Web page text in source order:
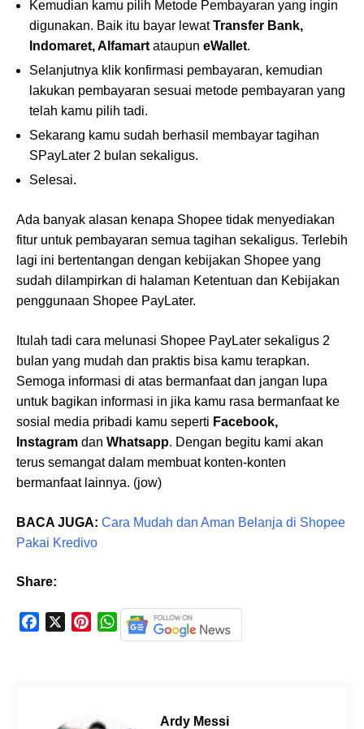
Kemudian kamu pilih Metode Pembayaran yang ingin
digunakan. Baik itu bayar lewatTransfer Bank,
Indomaret, Alfamart ataupun eWallet.
Selanjutnya klik konfirmasi pembayaran, kemudian
lakukan pembayaran sesuai metode pembayaran yang
telah kamu pilih tadi.
Sekarang kamu sudah berhasil membayar tagihan
SPayLater 2 bulan sekaligus.
Selesai.
Ada banyak alasan kenapa Shopee tidak menyediakan
fitur untuk pembayaran semua tagihan sekaligus. Terlebih
lagi ini bertentangan dengan kebijakan Shopee yang
sudah dilampirkan di halaman Ketentuan dan Kebijakan
penggunaan Shopee PayLater.
Itulah tadi cara melunasi Shopee PayLater sekaligus 2
bulan yang mudah dan praktis bisa kamu terapkan.
Semoga informasi di atas bermanfaat dan jangan lupa
untuk bagikan informasi in jika kamu rasa bermanfaat ke
sosial media pribadi kamu seperti Facebook,
Instagram dan Whatsapp. Dengan begitu kami akan
terus semangat dalam membuat konten-konten
bermanfaat lainnya. (jow)
BACA JUGA: Cara Mudah dan Aman Belanja di Shopee
Pakai Kredivo
Share:
r
W
h
Ardy Messi